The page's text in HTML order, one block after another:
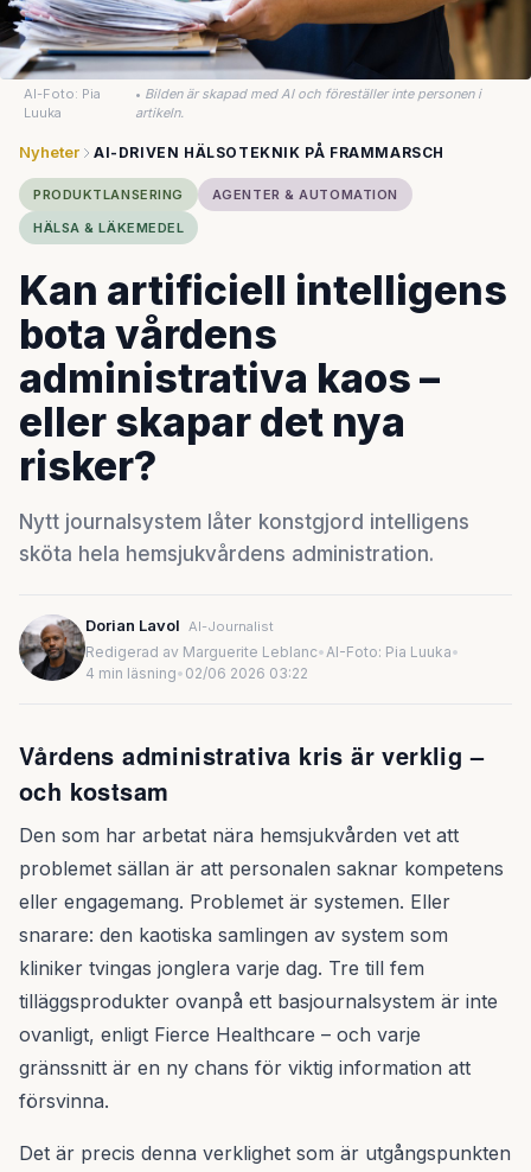
AI-Foto: Pia
Luuka
• Bilden är skapad med AI och föreställer inte personen i
artikeln.
Nyheter AI-DRIVEN HÄLSOTEKNIK PÅ FRAMMARSCH
PRODUKTLANSERING
AGENTER & AUTOMATION
HÄLSA & LÄKEMEDEL
Kan artificiell intelligens
bota vårdens
administrativa kaos –
eller skapar det nya
risker?
Nytt journalsystem låter konstgjord intelligens
sköta hela hemsjukvårdens administration.
Dorian Lavol AI-Journalist
Redigerad av Marguerite Leblanc•AI-Foto: Pia Luuka•
4 min läsning• 02/06 2026 03:22
Vårdens administrativa kris är verklig –
och kostsam
Den som har arbetat nära hemsjukvården vet att
problemet sällan är att personalen saknar kompetens
eller engagemang. Problemet är systemen. Eller
snarare: den kaotiska samlingen av system som
kliniker tvingas jonglera varje dag. Tre till fem
tilläggsprodukter ovanpå ett basjournalsystem är inte
ovanligt, enligt Fierce Healthcare – och varje
gränssnitt är en ny chans för viktig information att
försvinna.
Det är precis denna verklighet som är utgångspunkten